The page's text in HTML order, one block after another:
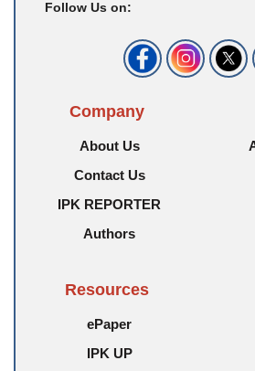
Follow Us on:
Company
About Us
Contact Us
IPK REPORTER
Authors
Resources
ePaper
IPK UP